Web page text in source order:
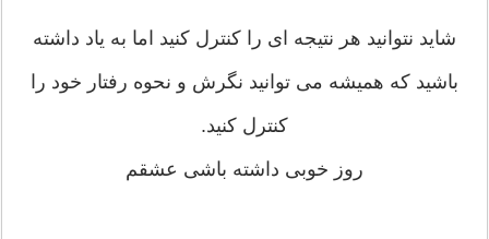
شاید نتوانید هر نتیجه ای را کنترل کنید اما به یاد داشته
باشید که همیشه می توانید نگرش و نحوه رفتار خود را
کنترل کنید.
روز خوبی داشته باشی عشقم